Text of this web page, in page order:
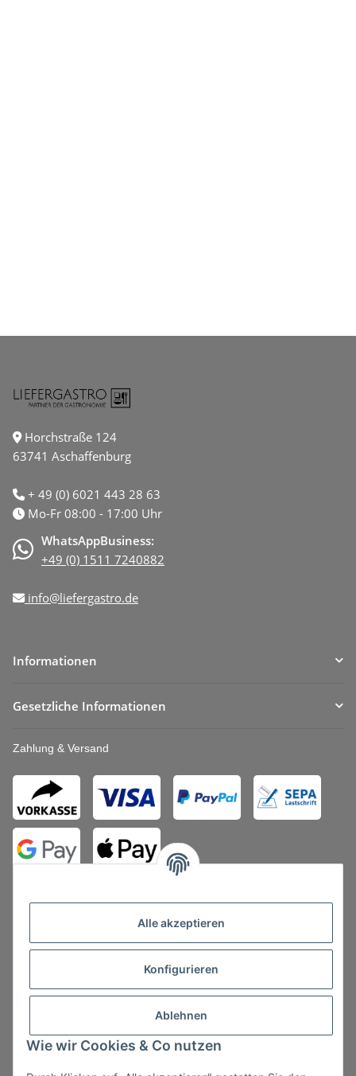
Alle akzeptieren
Konfigurieren
Ablehnen
Wie wir Cookies & Co nutzen
Horchstraße 124
63741 Aschaffenburg
+ 49 (0) 6021 443 28 63
Mo-Fr 08:00 - 17:00 Uhr
WhatsAppBusiness:
+49 (0) 1511 7240882
info@liefergastro.de
Informationen
Gesetzliche Informationen
Zahlung & Versand
Vertrag widerrufen